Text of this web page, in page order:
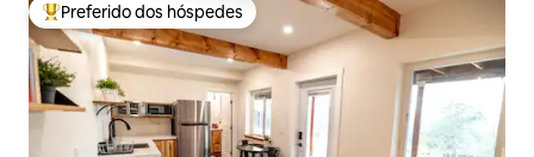
Entre os melhores preferidos dos hóspedes
Preferido dos hóspedes